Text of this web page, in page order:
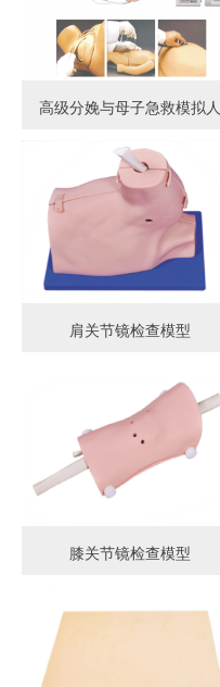
高级分娩与母子急救模拟人
肩关节镜检查模型
膝关节镜检查模型